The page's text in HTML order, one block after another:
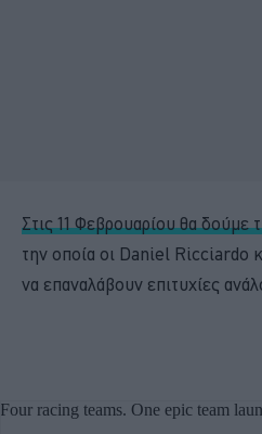
Στις 11 Φεβρουαρίου θα δούμε
την οποία οι Daniel Ricciardo
να επαναλάβουν επιτυχίες